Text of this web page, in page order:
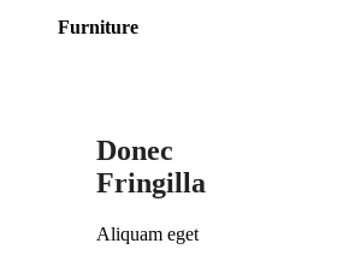
Furniture
Donec
Fringilla
Aliquam eget